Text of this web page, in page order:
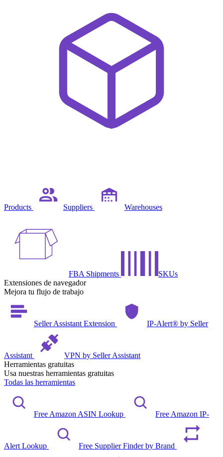
Products Suppliers Warehouses
FBA Shipments
SKUs
Extensiones de navegador
Mejora tu flujo de trabajo
Seller Assistant Extension IP-Alert® by Seller
Assistant
VPN by Seller Assistant
Herramientas gratuitas
Usa nuestras herramientas gratuitas
Todas las herramientas
Free Amazon ASIN Lookup Free Amazon IP-
Alert Lookup Free Supplier Finder by Brand